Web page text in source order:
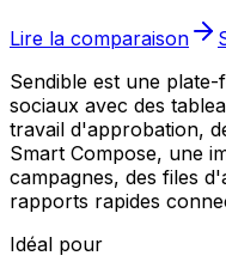
Lire la comparaison
Sendible est une plate-
sociaux avec des
travail d'approbation,
Smart Compose, une
campagnes, des files
rapports rapides
Idéal pour